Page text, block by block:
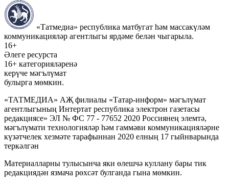
«Татмедиа» республика матбугат һәм массакүләм
коммуникацияләр агентлыгы ярдәме белән чыгарыла.
16+
Әлеге ресурста
16+ категорияләренә
керүче мәгълүмат
булырга мөмкин.
«ТАТМЕДИА» АҖ филиалы «Татар-информ» мәгълүмат
агентлыгының Интертат республика электрон газетасы
редакциясе» ЭЛ № ФС 77 - 77652 2020 Россиянең элемтә,
мәгълүмати технологияләр һәм гаммәви коммуникацияләрне
күзәтчелек хезмәте тарафыннан 2020 елның 17 гыйнварында
теркәлгән
Материалларны тулысынча яки өлешчә куллану бары тик
редакциядән язмача рөхсәт булганда гына мөмкин.